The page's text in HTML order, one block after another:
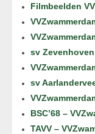
Filmbeelden
sv Zevenhoven
sv
BSC’68 –
TAVV –